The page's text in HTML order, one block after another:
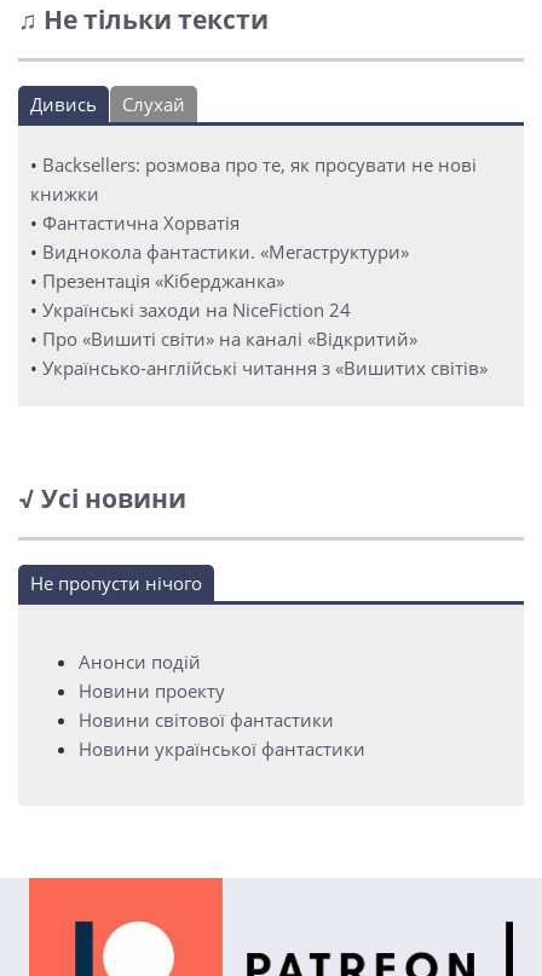
♫ Не тільки тексти
Дивись Слухай
• Backsellers: розмова про те, як просувати не нові
книжки
• Фантастична Хорватія
• Виднокола фантастики. «Мегаструктури»
• Презентація «Кіберджанка»
• Українські заходи на NiceFiction 24
• Про «Вишиті світи» на каналі «Відкритий»
• Українсько-англійські читання з «Вишитих світів»
√ Усі новини
Не пропусти нічого
Анонси подій
Новини проекту
Новини світової фантастики
Новини української фантастики